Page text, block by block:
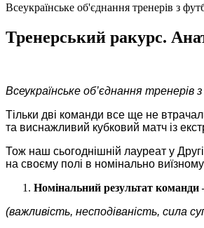
Всеукраїнське об'єднання тренерів з
Тренерський ракурс.
Всеукраїнське об’єднання тренерів
Тільки дві команди все ще не
та виснажливий кубковий матч із
Тож наш сьогоднішній лауреат у
на своєму полі в номінально
Номінальний результат команди
(важливість, несподіваність, сила